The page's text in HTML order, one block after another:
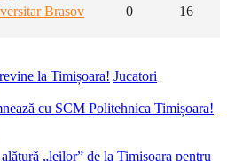
Brasov 0
16
la Timișoara! Jucatori
cu SCM Politehnica Timișoara!
„leilor” de la Timișoara pentru